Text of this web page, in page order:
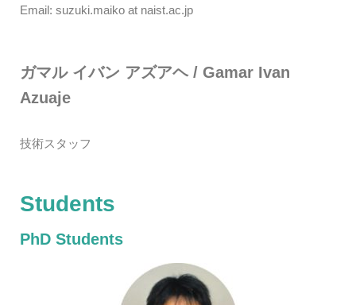
Email: suzuki.maiko at naist.ac.jp
ガマル イバン アズアヘ / Gamar Ivan
Azuaje
技術スタッフ
Students
PhD Students